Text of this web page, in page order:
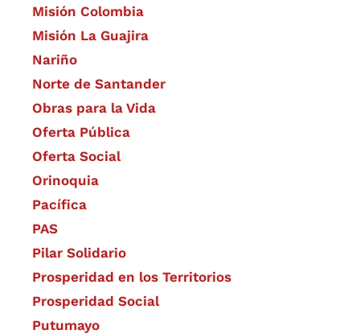
Misión Colombia
Misión La Guajira
Nariño
Norte de Santander
Obras para la Vida
Oferta Pública
Oferta Social​​
Orinoquia
Pacífica
PAS
Pilar Solidario
Prosperidad en los Territorios
Prosperidad Social
Putumayo